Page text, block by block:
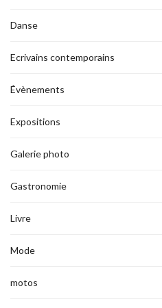
Danse
Ecrivains contemporains
Évènements
Expositions
Galerie photo
Gastronomie
Livre
Mode
motos